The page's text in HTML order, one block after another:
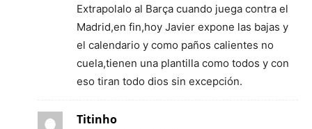
Extrapolalo al Barça cuando juega contra el
Madrid,en fin,hoy Javier expone las bajas y
el calendario y como paños calientes no
cuela,tienen una plantilla como todos y con
eso tiran todo dios sin excepción.
Titinho